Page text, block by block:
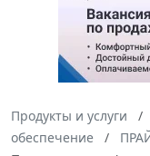
Продукты и услуги
обеспечение